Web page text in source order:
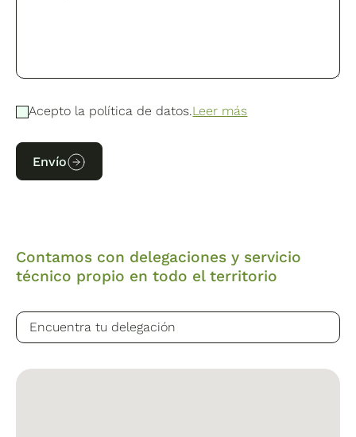
Acepto la política de datos.Leer más
Envío
Contamos con delegaciones y servicio
técnico propio en todo el territorio